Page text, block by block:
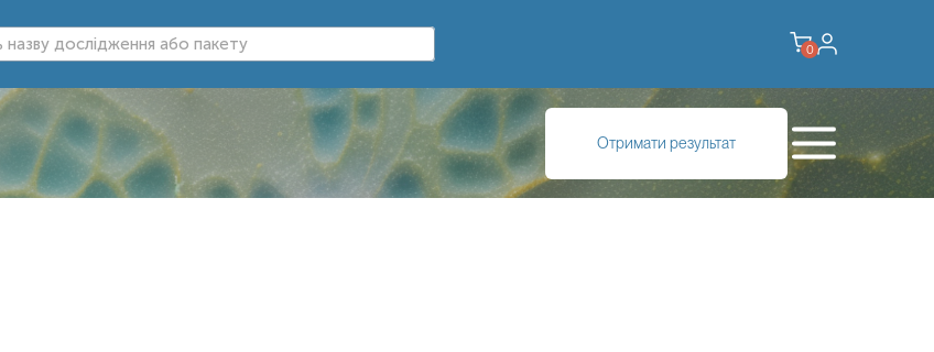
0
Отримати результат